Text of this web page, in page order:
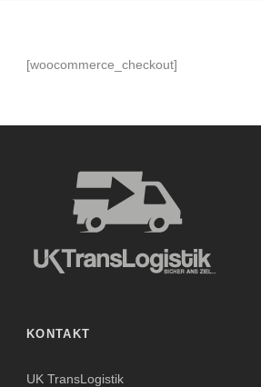
[woocommerce_checkout]
KONTAKT
UK TransLogistik